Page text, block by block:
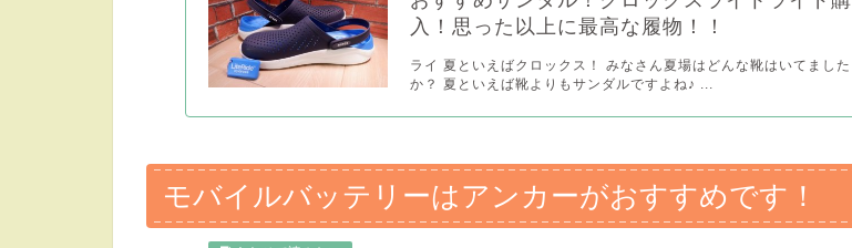
入！思った以上に最高な履物！！
ライ 夏といえばクロックス！ みなさん夏場はどんな靴はいてました
か？ 夏といえば靴よりもサンダルですよね♪ ...
モバイルバッテリーはアンカーがおすすめです！